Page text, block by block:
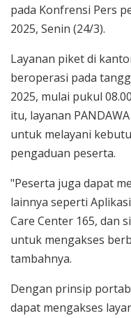
pada Konfrensi Pers
2025, Senin (24/3).
Layanan piket di
beroperasi pada
2025, mulai pukul
itu, layanan
untuk melayani
pengaduan peserta.
"Peserta juga dapat
lainnya seperti
Care Center 165, dan
untuk mengakses
tambahnya.
Dengan prinsip
dapat mengakses